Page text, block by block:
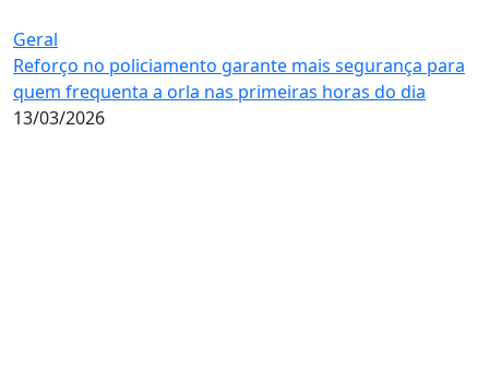
Geral
Reforço no policiamento garante mais segurança para
quem frequenta a orla nas primeiras horas do dia
13/03/2026